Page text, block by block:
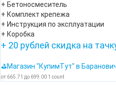
+ Бетоносмеситель
+ Комплект крепежа
+ Инструкция по эксплуатации
+ Коробка
+ 20 рублей скидка на
⛳Магазин "КупимТут" в
от 665.71 до 699.00 1 count